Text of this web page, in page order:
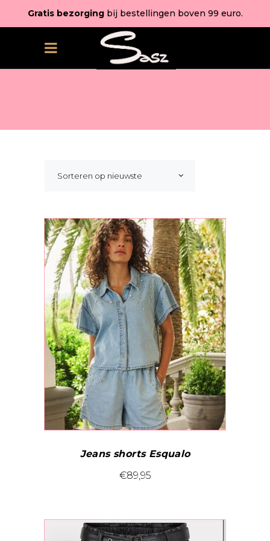
Gratis bezorgingbij bestellingen boven 99 euro.
Sorteren op nieuwste
Jeans shorts Esqualo
€89,95
Dit
meerdere